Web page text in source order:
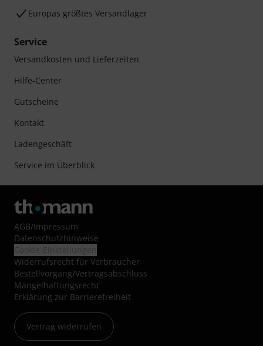
Europas größtes Versandlager
Service
Versandkosten und Lieferzeiten
Hilfe-Center
Gutscheine
Kontakt
Ladengeschäft
Service im Überblick
AGB/Impressum
Datenschutzhinweise
Widerrufsrecht für Verbraucher
Bestellvorgang/Vertragsabschluss
Mängelhaftungsrecht
Erklärung zur Barrierefreiheit
Vertrag widerrufen